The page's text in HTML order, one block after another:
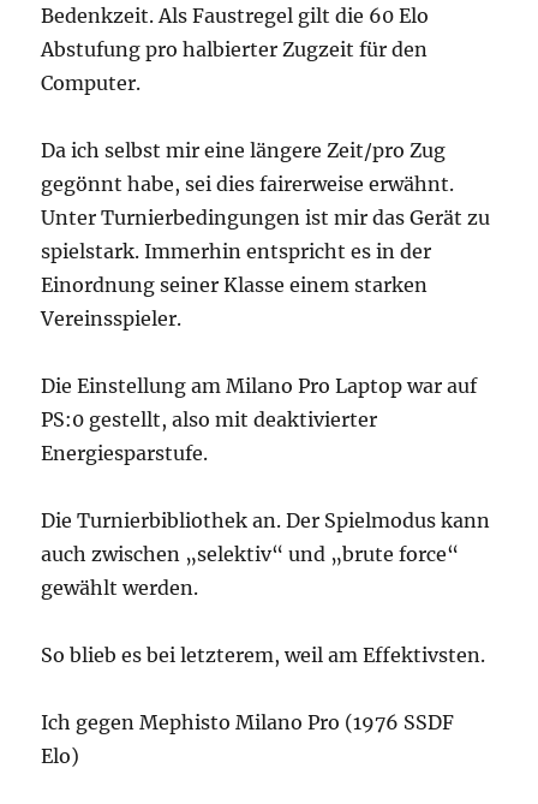
Bedenkzeit. Als Faustregel gilt die 60 Elo
Abstufung pro halbierter Zugzeit für den
Computer.
Da ich selbst mir eine längere Zeit/pro Zug
gegönnt habe, sei dies fairerweise erwähnt.
Unter Turnierbedingungen ist mir das Gerät zu
spielstark. Immerhin entspricht es in der
Einordnung seiner Klasse einem starken
Vereinsspieler.
Die Einstellung am Milano Pro Laptop war auf
PS:0 gestellt, also mit deaktivierter
Energiesparstufe.
Die Turnierbibliothek an. Der Spielmodus kann
auch zwischen „selektiv“ und „brute force“
gewählt werden.
So blieb es bei letzterem, weil am Effektivsten.
Ich gegen Mephisto Milano Pro (1976 SSDF
Elo)